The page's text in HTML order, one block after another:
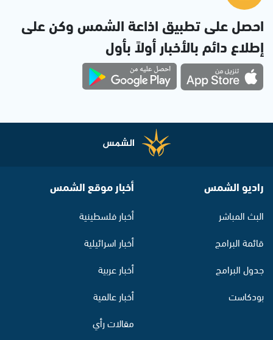
احصل على تطبيق اذاعة الشمس وكن على
إطلاع دائم بالأخبار أولاً بأول
راديو الشمس
البث المباشر
قائمة البرامج
جدول البرامج
بودكاست
أخبار موقع الشمس
أخبار فلسطينية
أخبار اسرائيلية
أخبار عربية
أخبار عالمية
مقالات رأي